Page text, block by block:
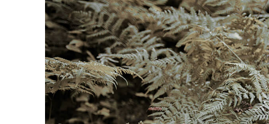
Servizi
Migliori
Deal